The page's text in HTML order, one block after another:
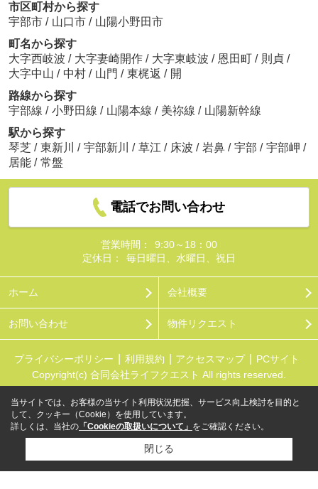
市区町村から探す
宇部市 / 山口市 / 山陽小野田市
町名から探す
大字西岐波 / 大字妻崎開作 / 大字東岐波 / 恩田町 / 則貞 /
大字中山 / 中村 / 山門 / 東梶返 / 開
路線から探す
宇部線 / 小野田線 / 山陽本線 / 美祢線 / 山陽新幹線
駅から探す
琴芝 / 東新川 / 宇部新川 / 草江 / 床波 / 岩鼻 / 宇部 / 宇部岬 /
居能 / 常盤
電話でお問い合わせ
営業時間：
9:30～18：00
定休日：
毎日曜日、水曜日、祝日
ホーム 会社概要
お問い合わせ 物件リクエスト
プライバシーポリシー 利用規約 アクセスマップ
PCサイト
Copyright(c) 合同会社ライフクエスト All rights reserved.
当サイトでは、お客様の当サイト利用状況把握、サービス向上検討を目的と
して、クッキー（Cookie）を使用しています。
詳しくは、当社の 「Cookieの取扱いについて」 をご確認ください。
閉じる